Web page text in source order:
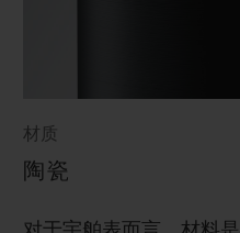
材质
陶瓷